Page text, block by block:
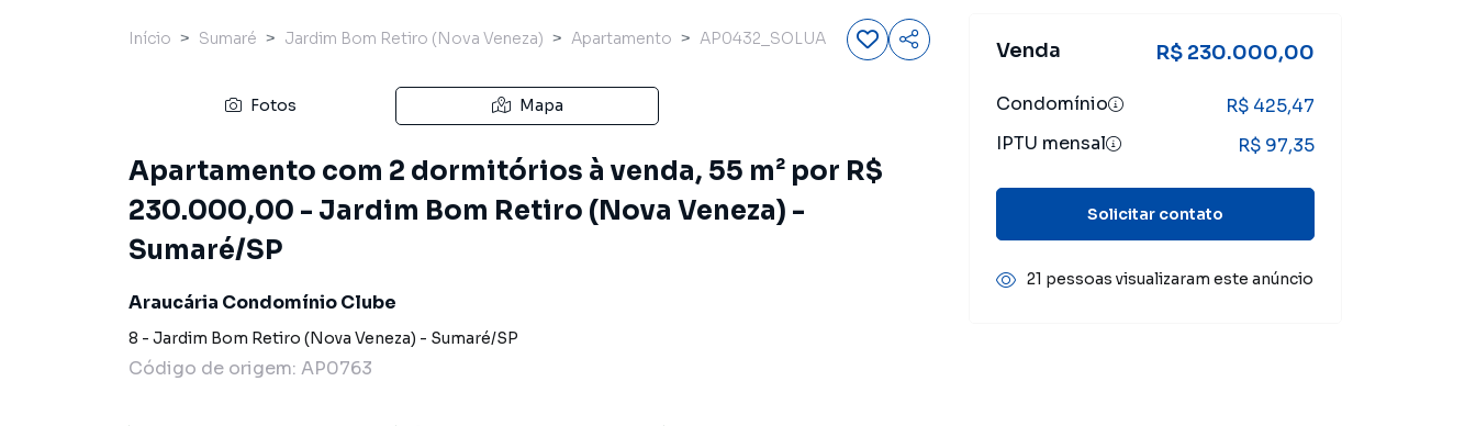
Início Sumaré Jardim Bom Retiro (Nova Veneza) Apartamento AP0432_SOLUA
Fotos Mapa
Apartamento com 2 dormitórios à venda, 55 m² por R$
230.000,00 - Jardim Bom Retiro (Nova Veneza) -
Sumaré/SP
Araucária Condomínio Clube
8 - Jardim Bom Retiro (Nova Veneza) - Sumaré/SP
Código de origem: AP0763
Venda R$ 230.000,00
Condomínio
R$ 425,47
IPTU mensal
R$ 97,35
Solicitar contato
21 pessoas visualizaram este anúncio